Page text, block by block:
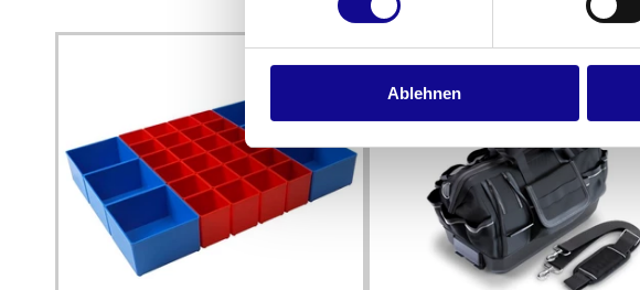
Ablehnen